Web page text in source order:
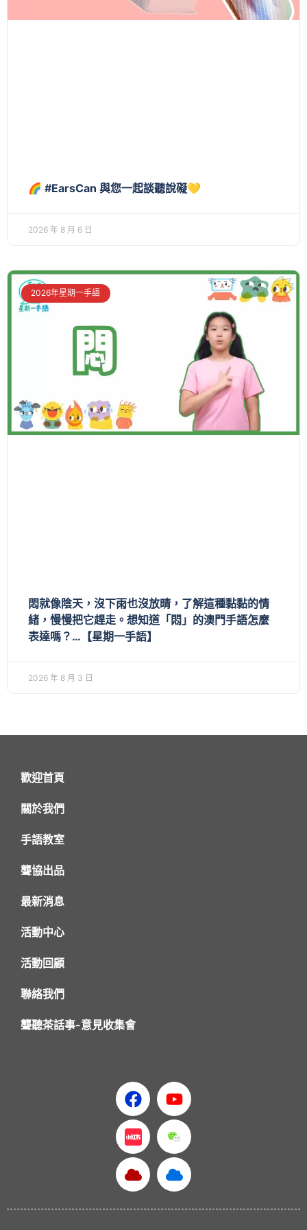
🌈 #EarsCan 與您一起談聽說礙💛
2026 年 8 月 6 日
2026年星期一手語
悶就像陰天，沒下雨也沒放晴，了解這種黏黏的情
緒，慢慢把它趕走。想知道「悶」的澳門手語怎麼
表達嗎？…【星期一手語】
2026 年 8 月 3 日
歡迎首頁
關於我們
手語教室
聾協出品
最新消息
活動中心
活動回顧
聯絡我們
聾聽茶話事-意見收集會